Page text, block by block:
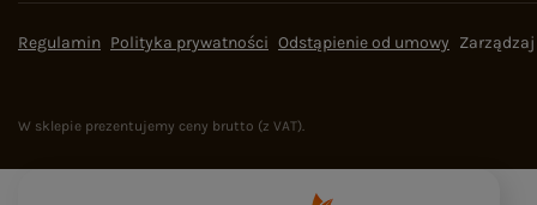
Regulamin Polityka prywatności Odstąpienie od umowy
W sklepie prezentujemy ceny brutto (z VAT).